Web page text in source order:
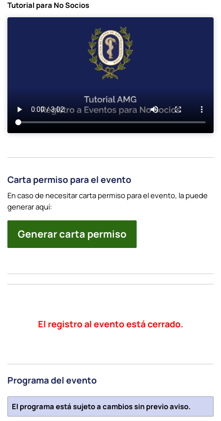
Tutorial para No Socios
Carta permiso para el evento
En caso de necesitar carta permiso para el evento, la puede
generar aquí:
Generar carta permiso
El registro al evento está cerrado.
Programa del evento
El programa está sujeto a cambios sin previo aviso.